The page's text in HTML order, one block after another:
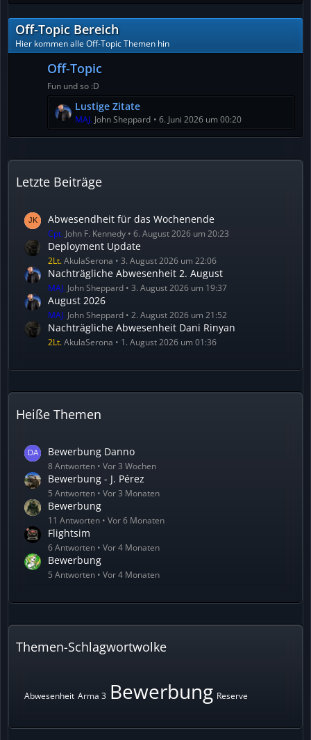
i
t
r
ä
g
e
z
t
e
B
e
i
t
r
ä
g
Off-Topic Bereich
Hier kommen alle Off-Topic Themen hin
Off-Topic
Fun und so :D
L
e
t
t
e
B
i
t
r
ä
g
e
Lustige Zitate
MAJ. John Sheppard 6. Juni 2026 um 00:20
Letzte Beiträge
Abwesendheit für das Wochenende
Cpt. John F. Kennedy 6. August 2026 um 20:23
Deployment Update
2Lt.AkulaSerona 3. August 2026 um 22:06
Nachträgliche Abwesenheit 2. August
MAJ. John Sheppard 3. August 2026 um 19:37
August 2026
MAJ. John Sheppard 2. August 2026 um 21:52
Nachträgliche Abwesenheit Dani Rinyan
2Lt.AkulaSerona 1. August 2026 um 01:36
Heiße Themen
Bewerbung Danno
8 Antworten Vor 3 Wochen
Bewerbung - J. Pérez
5 Antworten Vor 3 Monaten
Bewerbung
11 Antworten Vor 6 Monaten
Flightsim
6 Antworten Vor 4 Monaten
Bewerbung
5 Antworten Vor 4 Monaten
Themen-Schlagwortwolke
Abwesenheit Arma 3 Bewerbung Reserve